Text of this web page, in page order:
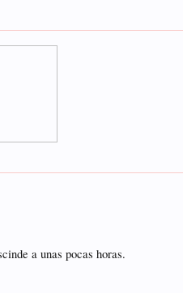
a unas pocas horas.